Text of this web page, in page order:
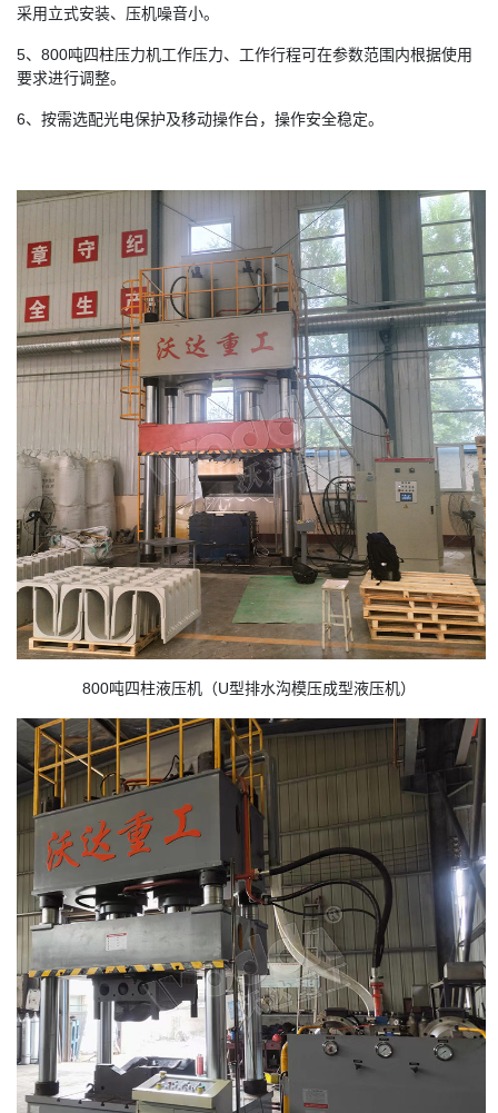
采用立式安装、压机噪音小。
5、800吨四柱压力机工作压力、工作行程可在参数范围内根据使用
要求进行调整。
6、按需选配光电保护及移动操作台，操作安全稳定。
800吨四柱液压机（U型排水沟模压成型液压机）